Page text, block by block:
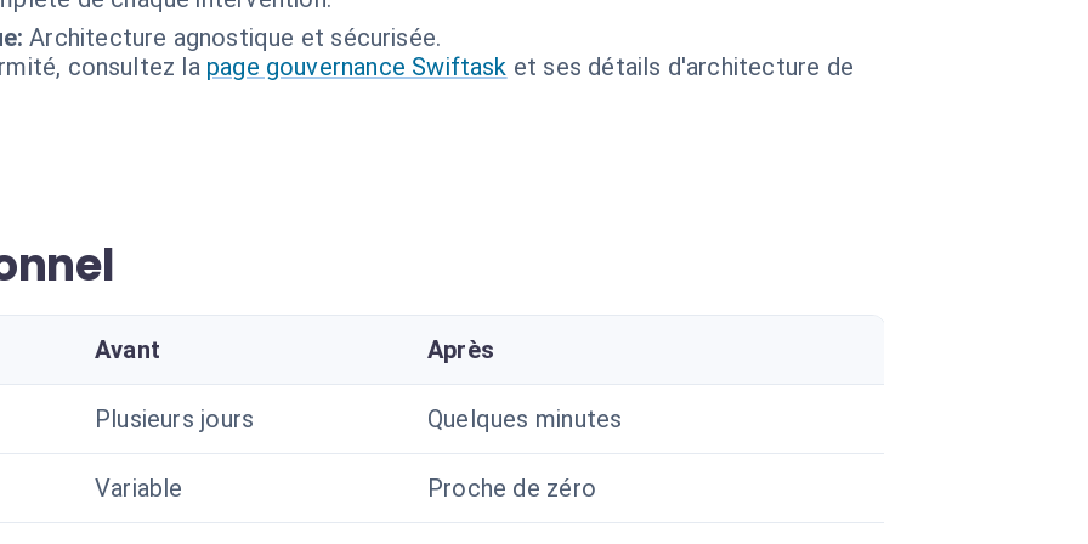
Architecture agnostique et sécurisée.
consultez la page gouvernance Swiftask et ses détails d'architecture de
Avant Après
Plusieurs jours Quelques minutes
Variable Proche de zéro